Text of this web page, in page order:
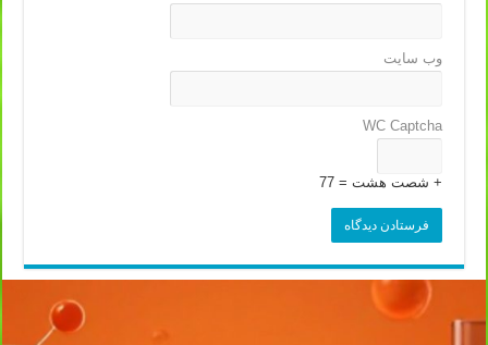
وب‌ سایت
WC Captcha
+ شصت هشت = 77